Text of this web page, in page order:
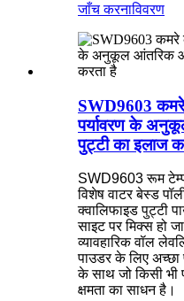
जाँच करनाविवरण
SWD9603 कमरे
पर्यावरण के
पुट्टी का इलाज
SWD9603 रूम
विशेष वाटर बेस्ड
क्वालिफाइड पुट्टी
साइट पर मिक्स हो
व्यावहारिक वॉल
पाउडर के लिए अच्छा
के साथ जो किसी भी
क्षमता का साधन है।